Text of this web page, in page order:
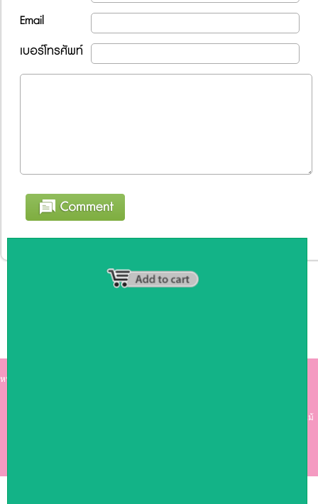
Email
เบอร์โทรศัพท์
หน้าหลัก
คาร์เตอร์ เฟอร์นิเจอร์ ซุ้มไม้